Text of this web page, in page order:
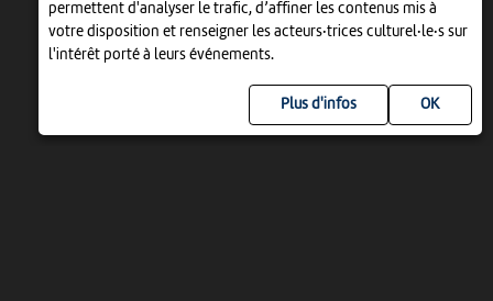
permettent d'analyser le trafic, d’affiner les contenus mis à
votre disposition et renseigner les acteurs·trices culturel·le·s sur
l'intérêt porté à leurs événements.
Plus d'infos